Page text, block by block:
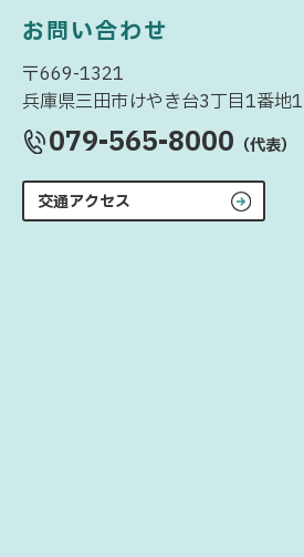
お問い合わせ
〒669-1321
兵庫県三田市けやき台3丁目1番地1
079-565-8000 （代表）
交通アクセス